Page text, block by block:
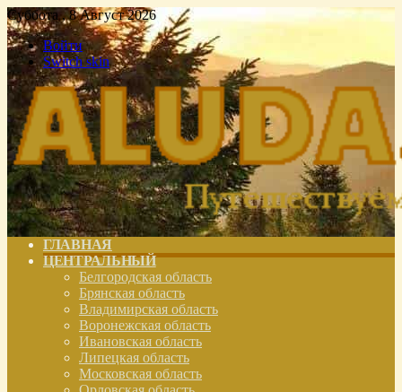
Суббота , 8 Август 2026
Войти
Switch skin
ГЛАВНАЯ
ЦЕНТРАЛЬНЫЙ
Белгородская область
Брянская область
Владимирская область
Воронежская область
Ивановская область
Липецкая область
Московская область